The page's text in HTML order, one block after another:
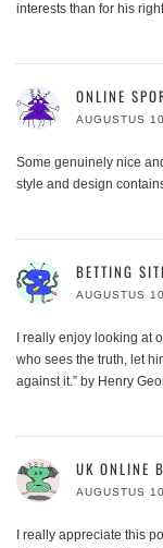
interests than for his
ONLINE
AUGUSTUS
Some genuinely nice
style and design
BETTING
AUGUSTUS
I really enjoy looking at
who sees the truth, let
against it.” by Henry
UK ONLINE
AUGUSTUS
I really appreciate this